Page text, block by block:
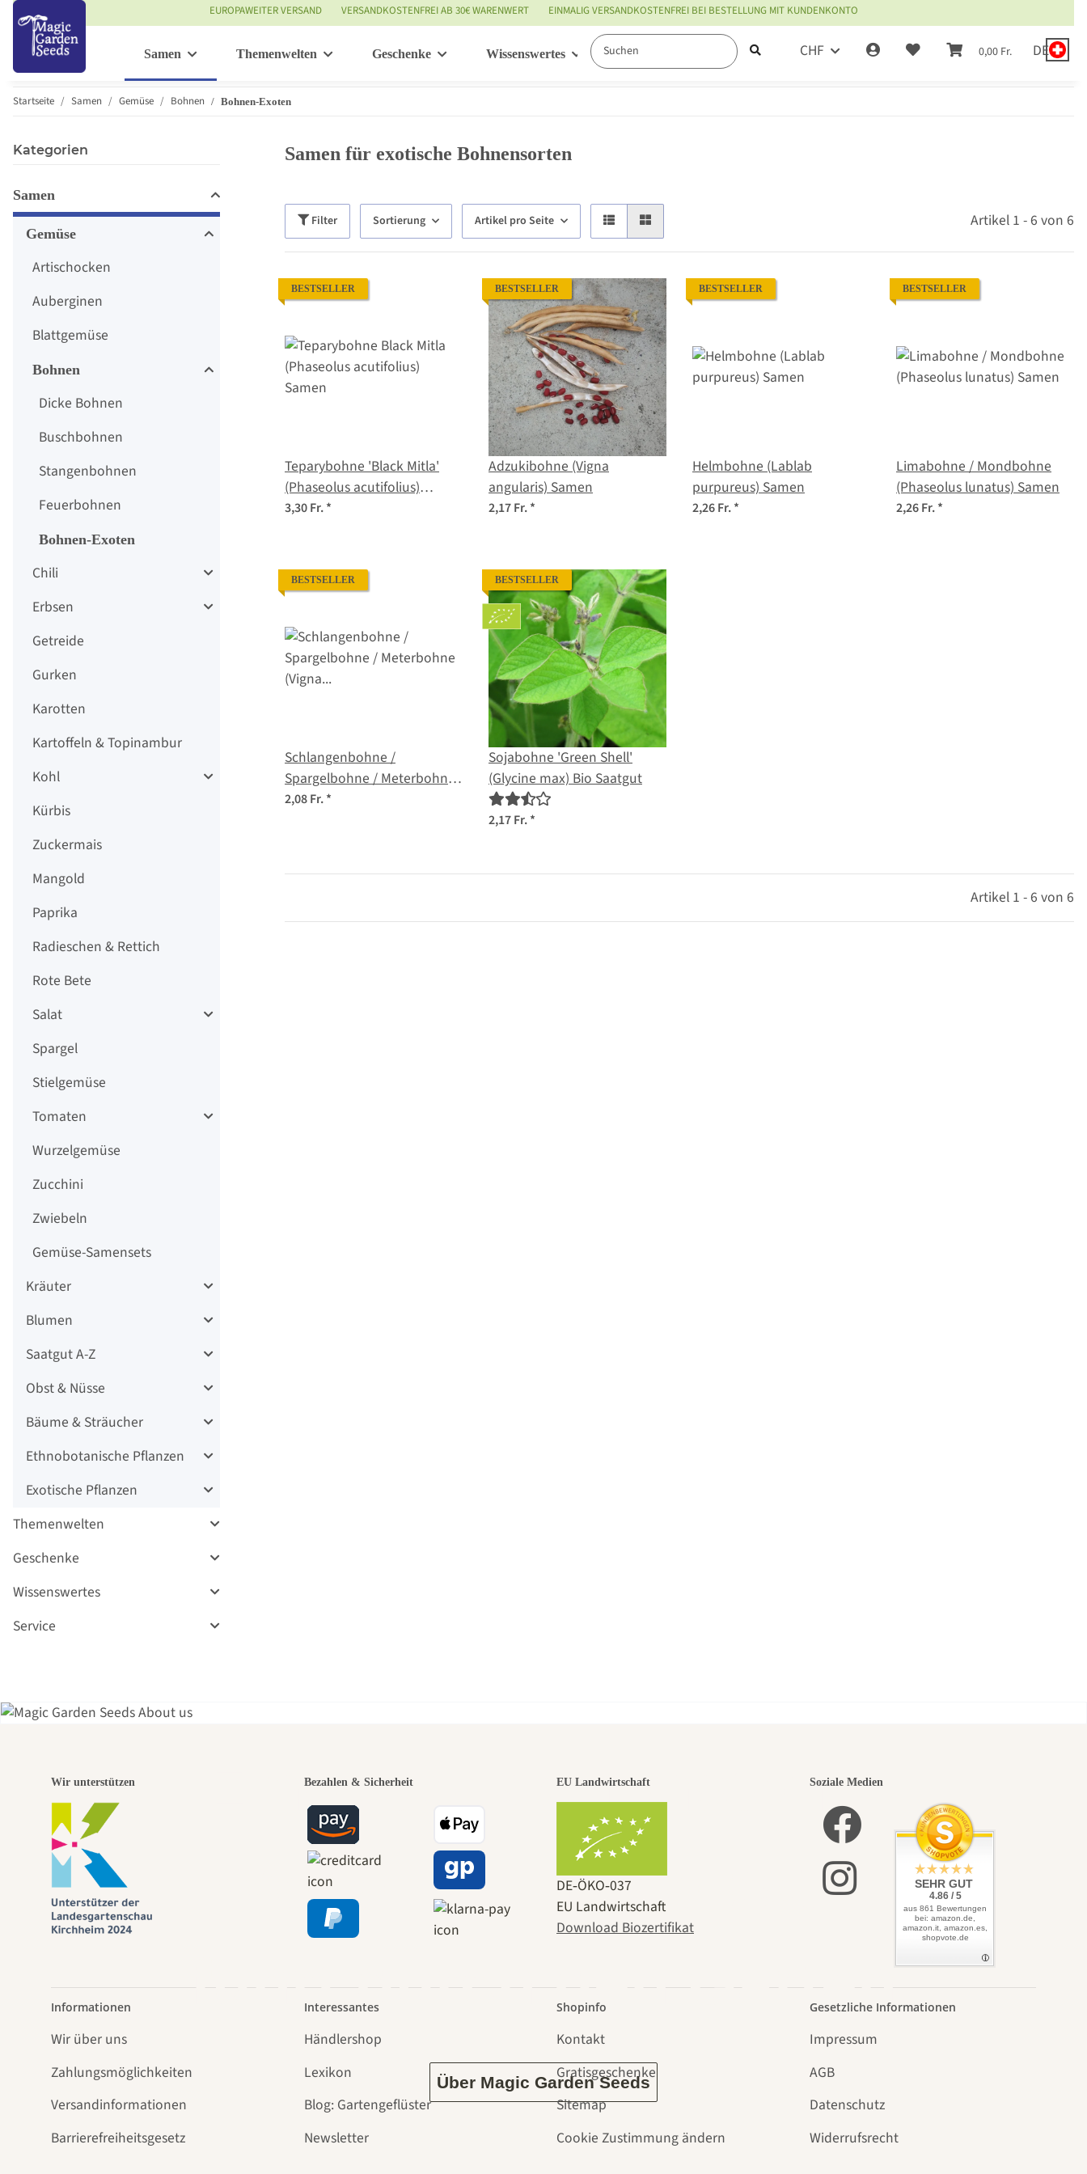
EUROPAWEITER VERSAND VERSANDKOSTENFREI AB 30€ WARENWERT EINMALIG VERSANDKOSTENFREI BEI BESTELLUNG MIT KUNDENKONTO
CHF 0,00 Fr. DE
Samen Themenwelten Geschenke Wissenswertes Service
Startseite Samen Gemüse Bohnen Bohnen-Exoten
Samen für exotische Bohnensorten
Filter Sortierung Artikel pro Seite Artikel 1 - 6 von 6
BESTSELLER
Teparybohne 'Black Mitla'
(Phaseolus acutifolius)
Samen
3,30 Fr.*
BESTSELLER
Adzukibohne (Vigna
angularis) Samen
2,17 Fr.*
BESTSELLER
Helmbohne (Lablab
purpureus) Samen
2,26 Fr.*
BESTSELLER
Limabohne / Mondbohne
(Phaseolus lunatus) Samen
2,26 Fr.*
BESTSELLER
Schlangenbohne /
Spargelbohne / Meterbohne
(Vigna unguiculata subsp.
2,08 Fr.*
BESTSELLER
Sojabohne 'Green Shell'
(Glycine max) Bio Saatgut
2,17 Fr.*
Artikel 1 - 6 von 6
Kategorien
Samen
Gemüse
Artischocken
Auberginen
Blattgemüse
Bohnen
Dicke Bohnen
Buschbohnen
Stangenbohnen
Feuerbohnen
Bohnen-Exoten
Chili
Erbsen
Getreide
Gurken
Karotten
Kartoffeln & Topinambur
Kohl
Kürbis
Zuckermais
Mangold
Paprika
Radieschen & Rettich
Rote Bete
Salat
Spargel
Stielgemüse
Tomaten
Wurzelgemüse
Zucchini
Zwiebeln
Gemüse-Samensets
Kräuter
Blumen
Saatgut A-Z
Obst & Nüsse
Bäume & Sträucher
Ethnobotanische Pflanzen
Exotische Pflanzen
Themenwelten
Geschenke
Wissenswertes
Service
Einer der schönsten
Wege zu uns selbst
führt durch den Garten
Über Magic Garden Seeds
Wir unterstützen Bezahlen & Sicherheit EU Landwirtschaft
DE‑ÖKO‑037
EU Landwirtschaft
Download Biozertifikat
Soziale Medien
SEHR GUT
4.86 / 5
aus 861 Bewertungen
bei: amazon.de,
amazon.it, amazon.es,
shopvote.de
Informationen
Wir über uns
Zahlungsmöglichkeiten
Versandinformationen
Barrierefreiheitsgesetz
Interessantes
Händlershop
Lexikon
Blog: Gartengeflüster
Newsletter
Shopinfo
Kontakt
Gratisgeschenke
Sitemap
Cookie Zustimmung ändern
Gesetzliche Informationen
Impressum
AGB
Datenschutz
Widerrufsrecht